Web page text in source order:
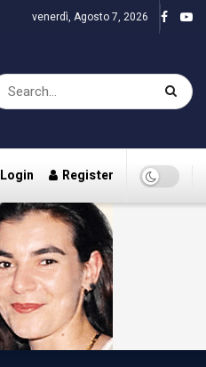
venerdì, Agosto 7, 2026
Login Register